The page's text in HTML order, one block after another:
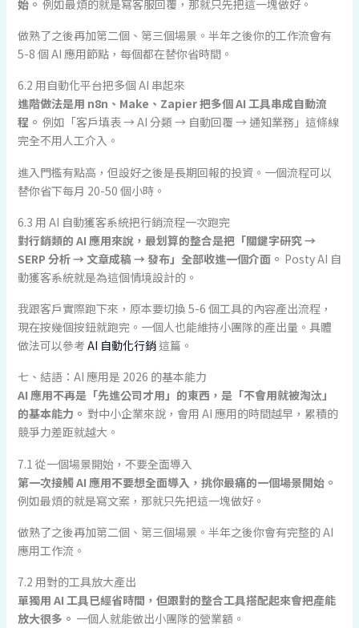
始。 例如最煩的就是寫客服回覆，那就只先把這一塊做好。
做熟了之後再加第二個、第三個場景。半年之後你的工作流會有
5-8 個 AI 應用節點，每個都在替你省時間。
6.2 用自動化平台把多個 AI 串起來
進階做法是用 n8n、Make、Zapier 把多個 AI 工具串成自動流
程。 例如「客戶填表 → AI 分類 → 自動回覆 → 通知業務」這條線
完全不用人工介入。
進入門檻有點高，但設好之後是長期回報的投資。一個流程可以
替你省下每月 20-50 個小時。
6.3 用 AI 自動獲客系統把行銷流程一次跑完
對行銷類的 AI 應用來說，最划算的整合是把「關鍵字研究 →
SERP 分析 → 文章成稿 → 發布」全部收進一個介面。 Posty AI 自
動獲客系統就是為這個情境設計的。
我跟客戶實際跑下來，原本要切換 5-6 個工具的內容產出流程，
現在按幾個按鈕就跑完。一個人也能維持小團隊的產出量。具體
做法可以參考AI 自動化行銷這篇。
七、結語：AI 應用是 2026 的基本能力
AI 應用不再是「先進公司才用」的東西，是「不會用就被淘汰」
的基本能力。 對中小企業來說，會用 AI 應用的時間越早，累積的
競爭力差距就越大。
7.1 從一個場景開始，不要全面導入
第一次接觸 AI 應用不要想全面導入，挑你最痛的一個場景開始。
例如最煩的就是寫文案，那就只先把這一塊做好。
做熟了之後再加第二個、第三個場景。半年之後你會有完整的 AI
應用工作流。
7.2 用對的工具放大產出
單獨用 AI 工具已經省時間，但跟對的整合工具搭配起來會把產能
放大很多。 一個人就能做出小團隊的營業額。